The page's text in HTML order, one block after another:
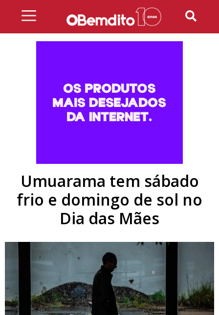
Umuarama tem sábado
frio e domingo de sol no
Dia das Mães